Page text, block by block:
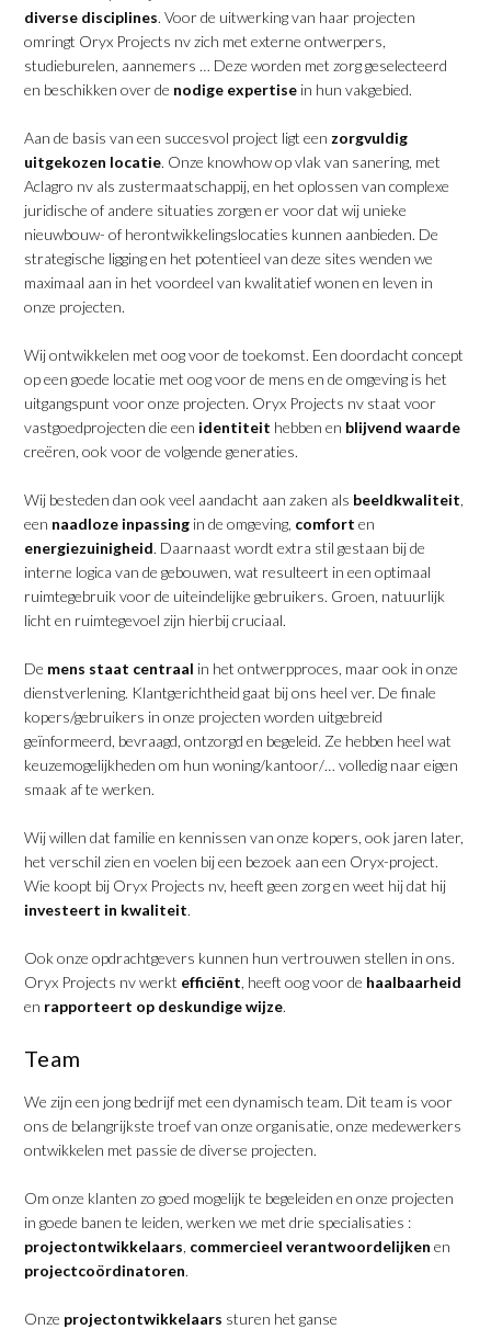
diverse disciplines. Voor de uitwerking van haar projecten
omringt Oryx Projects nv zich met externe ontwerpers,
studieburelen, aannemers … Deze worden met zorg geselecteerd
en beschikken over de nodige expertise in hun vakgebied.
Aan de basis van een succesvol project ligt een zorgvuldig
uitgekozen locatie. Onze knowhow op vlak van sanering, met
Aclagro nv als zustermaatschappij, en het oplossen van complexe
juridische of andere situaties zorgen er voor dat wij unieke
nieuwbouw- of herontwikkelingslocaties kunnen aanbieden. De
strategische ligging en het potentieel van deze sites wenden we
maximaal aan in het voordeel van kwalitatief wonen en leven in
onze projecten.
Wij ontwikkelen met oog voor de toekomst. Een doordacht concept
op een goede locatie met oog voor de mens en de omgeving is het
uitgangspunt voor onze projecten. Oryx Projects nv staat voor
vastgoedprojecten die een identiteit hebben en blijvend waarde
creëren, ook voor de volgende generaties.
Wij besteden dan ook veel aandacht aan zaken als beeldkwaliteit,
een naadloze inpassing in de omgeving, comfort en
energiezuinigheid. Daarnaast wordt extra stil gestaan bij de
interne logica van de gebouwen, wat resulteert in een optimaal
ruimtegebruik voor de uiteindelijke gebruikers. Groen, natuurlijk
licht en ruimtegevoel zijn hierbij cruciaal.
De mens staat centraal in het ontwerpproces, maar ook in onze
dienstverlening. Klantgerichtheid gaat bij ons heel ver. De finale
kopers/gebruikers in onze projecten worden uitgebreid
geïnformeerd, bevraagd, ontzorgd en begeleid. Ze hebben heel wat
keuzemogelijkheden om hun woning/kantoor/… volledig naar eigen
smaak af te werken.
Wij willen dat familie en kennissen van onze kopers, ook jaren later,
het verschil zien en voelen bij een bezoek aan een Oryx-project.
Wie koopt bij Oryx Projects nv, heeft geen zorg en weet hij dat hij
investeert in kwaliteit.
Ook onze opdrachtgevers kunnen hun vertrouwen stellen in ons.
Oryx Projects nv werkt efficiënt, heeft oog voor de haalbaarheid
en rapporteert op deskundige wijze.
Team
We zijn een jong bedrijf met een dynamisch team. Dit team is voor
ons de belangrijkste troef van onze organisatie, onze medewerkers
ontwikkelen met passie de diverse projecten.
Om onze klanten zo goed mogelijk te begeleiden en onze projecten
in goede banen te leiden, werken we met drie specialisaties :
projectontwikkelaars, commercieel verantwoordelijken en
projectcoördinatoren.
Onze projectontwikkelaars sturen het ganse